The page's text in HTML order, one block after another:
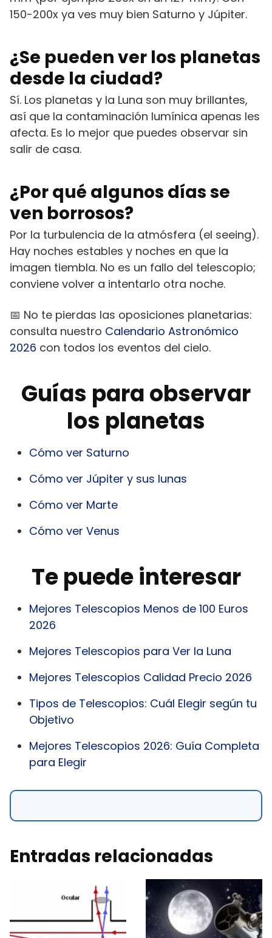
150-200x ya ves muy bien Saturno y Júpiter.
¿Se pueden ver los planetas
desde la ciudad?
Sí. Los planetas y la Luna son muy brillantes,
así que la contaminación lumínica apenas les
afecta. Es lo mejor que puedes observar sin
salir de casa.
¿Por qué algunos días se
ven borrosos?
Por la turbulencia de la atmósfera (el seeing).
Hay noches estables y noches en que la
imagen tiembla. No es un fallo del telescopio;
conviene volver a intentarlo otra noche.
📅 No te pierdas las oposiciones planetarias:
consulta nuestro Calendario Astronómico
2026 con todos los eventos del cielo.
Guías para observar
los planetas
Cómo ver Saturno
Cómo ver Júpiter y sus lunas
Cómo ver Marte
Cómo ver Venus
Te puede interesar
Mejores Telescopios Menos de 100 Euros
2026
Mejores Telescopios para Ver la Luna
Mejores Telescopios Calidad Precio 2026
Tipos de Telescopios: Cuál Elegir según tu
Objetivo
Mejores Telescopios 2026: Guía Completa
para Elegir
Entradas relacionadas